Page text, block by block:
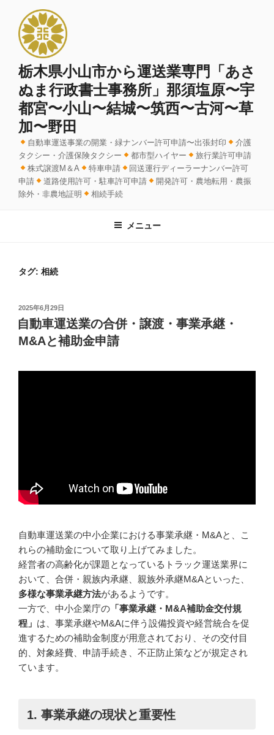
栃木県小山市から運送業専門「あさ
ぬま行政書士事務所」那須塩原〜宇
都宮〜小山〜結城〜筑西〜古河〜草
加〜野田
自動車運送事業の開業・緑ナンバー許可申請〜出張封印
介護
タクシー・介護保険タクシー
都市型ハイヤー
旅行業許可申請
株式譲渡M＆A
特車申請
回送運行ディーラーナンバー許可
申請
道路使用許可・駐車許可申請
開発許可・農地転用・農振
除外・非農地証明
相続手続
メニュー
タグ: 相続
投
稿
日:
2025年6月29日
自動車運送業の合併・譲渡・事業承継・
M&Aと補助金申請
自動車運送業の中小企業における事業承継・M&Aと、こ
れらの補助金について取り上げてみました。
経営者の高齢化が課題となっているトラック運送業界に
おいて、合併・親族内承継、親族外承継M&Aといった、
多様な事業承継方法があるようです。
一方で、中小企業庁の 「事業承継・M&A補助金交付規
程」 は、事業承継やM&Aに伴う設備投資や経営統合を促
進するための補助金制度が用意されており、その交付目
的、対象経費、申請手続き、不正防止策などが規定され
ています。
1. 事業承継の現状と重要性